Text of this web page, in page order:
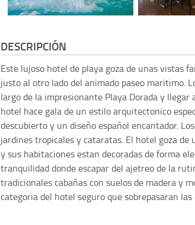
DESCRIPCIÓN
Este lujoso hotel de playa goza de unas vistas
justo al otro lado del animado paseo maritimo.
largo de la impresionante Playa Dorada y
hotel hace gala de un estilo arquitectonico
descubierto y un diseño español encantador.
jardines tropicales y cataratas. El hotel goza
y sus habitaciones estan decoradas de forma
tranquilidad donde escapar del ajetreo de la
tradicionales cabañas con suelos de madera y
categoria del hotel seguro que sobrepasaran